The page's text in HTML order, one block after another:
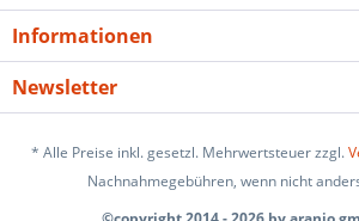
Informationen
Newsletter
* Alle Preise inkl. gesetzl. Mehrwertsteuer zzgl.
Nachnahmegebühren, wenn nicht